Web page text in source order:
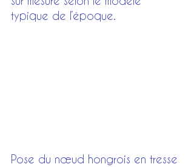
typique de l’époque.
Pose du nœud hongrois en tresse